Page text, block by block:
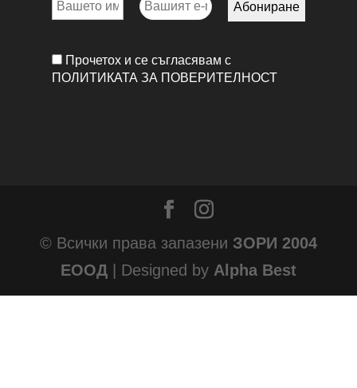
Прочетох и се съгласявам с
ПОЛИТИКАТА ЗА ПОВЕРИТЕЛНОСТ
© Всички права запазени ЗОРИ 2004
ЕООД
| Designed by Alpha Best